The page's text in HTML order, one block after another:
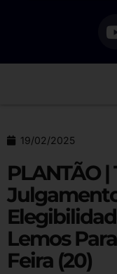
19/02/2025
PLANTÃO |
Lemos
Feira (20)